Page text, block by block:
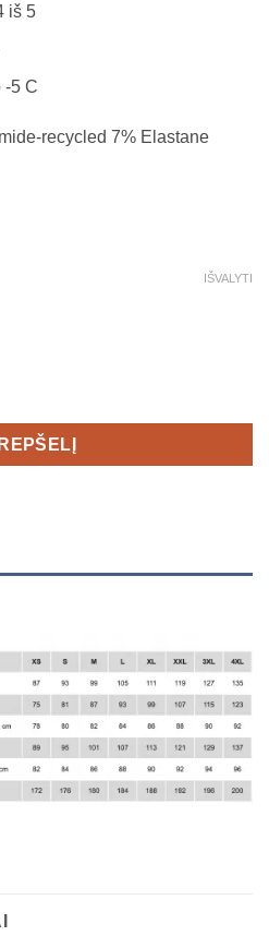
iš 5
-5 C
recycled 7% Elastane
IŠVALYTI
Intensity LS Men's